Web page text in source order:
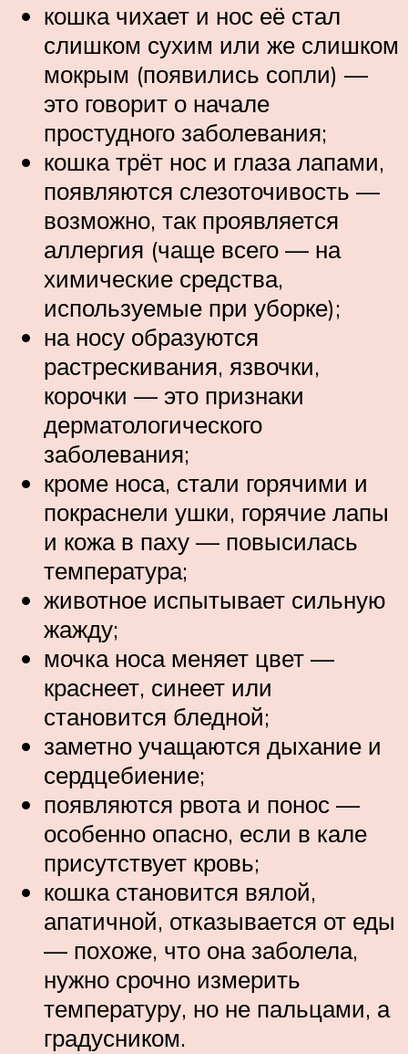
кошка чихает и нос её стал
слишком сухим или же слишком
мокрым (появились сопли) —
это говорит о начале
простудного заболевания;
кошка трёт нос и глаза лапами,
появляются слезоточивость —
возможно, так проявляется
аллергия (чаще всего — на
химические средства,
используемые при уборке);
на носу образуются
растрескивания, язвочки,
корочки — это признаки
дерматологического
заболевания;
кроме носа, стали горячими и
покраснели ушки, горячие лапы
и кожа в паху — повысилась
температура;
животное испытывает сильную
жажду;
мочка носа меняет цвет —
краснеет, синеет или
становится бледной;
заметно учащаются дыхание и
сердцебиение;
появляются рвота и понос —
особенно опасно, если в кале
присутствует кровь;
кошка становится вялой,
апатичной, отказывается от еды
— похоже, что она заболела,
нужно срочно измерить
температуру, но не пальцами, а
градусником.